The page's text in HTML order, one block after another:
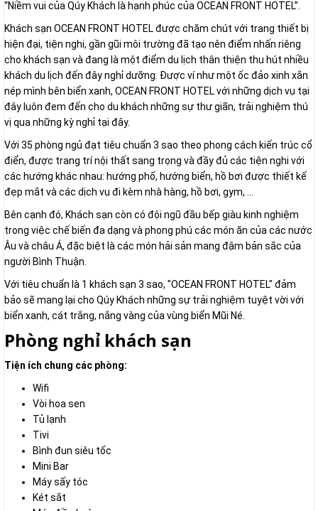
“Niềm vui của Qúy Khách là hạnh phúc của OCEAN FRONT HOTEL”.
Khách sạn OCEAN FRONT HOTEL được chăm chút với trang thiết bị
hiện đại, tiện nghi, gần gũi môi trường đã tạo nên điểm nhấn riêng
cho khách sạn và đang là một điểm du lịch thân thiện thu hút nhiều
khách du lịch đến đây nghỉ dưỡng. Được ví như một ốc đảo xinh xắn
nép mình bên biển xanh, OCEAN FRONT HOTEL với những dịch vụ tại
đây luôn đem đến cho du khách những sự thư giãn, trải nghiệm thú
vị qua những kỳ nghỉ tại đây.
Với 35 phòng ngủ đạt tiêu chuẩn 3 sao theo phong cách kiến trúc cổ
điển, được trang trí nội thất sang trọng và đầy đủ các tiện nghi với
các hướng khác nhau: hướng phố, hướng biển, hồ bơi được thiết kế
đẹp mắt và các dịch vụ đi kèm nhà hàng, hồ bơi, gym, …
Bên cạnh đó, Khách sạn còn có đội ngũ đầu bếp giàu kinh nghiệm
trong việc chế biến đa dạng và phong phú các món ăn của các nước
Âu và châu Á, đặc biệt là các món hải sản mang đậm bản sắc của
người Bình Thuận.
Với tiêu chuẩn là 1 khách sạn 3 sao, "OCEAN FRONT HOTEL" đảm
bảo sẽ mang lại cho Qúy Khách những sự trải nghiệm tuyệt vời với
biển xanh, cát trắng, nắng vàng của vùng biển Mũi Né.
Phòng nghỉ khách sạn
Tiện ích chung các phòng:
Wifi
Vòi hoa sen
Tủ lạnh
Tivi
Bình đun siêu tốc
Mini Bar
Máy sấy tóc
Két sắt